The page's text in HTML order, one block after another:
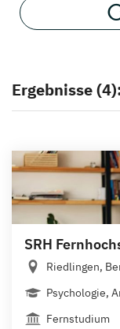
Ergebnisse (4):
SRH
Riedlingen,
Psychologie,
Fernstudium